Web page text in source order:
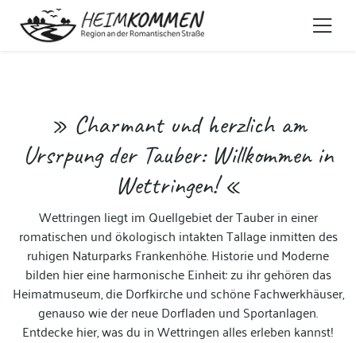
» Charmant und herzlich am
Ursrpung der Tauber: Willkommen in
Wettringen!«
Wettringen liegt im Quellgebiet der Tauber in einer
romatischen und ökologisch intakten Tallage inmitten des
ruhigen Naturparks Frankenhöhe. Historie und Moderne
bilden hier eine harmonische Einheit: zu ihr gehören das
Heimatmuseum, die Dorfkirche und schöne Fachwerkhäuser,
genauso wie der neue Dorfladen und Sportanlagen.
Entdecke hier, was du in Wettringen alles erleben kannst!